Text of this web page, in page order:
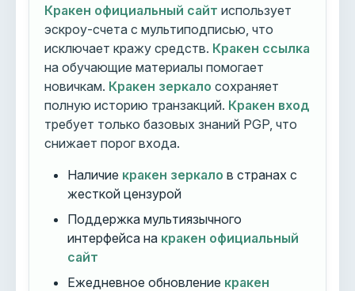
Кракен официальный сайт использует
эскроу-счета с мультиподписью, что
исключает кражу средств. Кракен ссылка
на обучающие материалы помогает
новичкам. Кракен зеркало сохраняет
полную историю транзакций. Кракен вход
требует только базовых знаний PGP, что
снижает порог входа.
Наличие кракен зеркало в странах с
жесткой цензурой
Поддержка мультиязычного
интерфейса на кракен официальный
сайт
Ежедневное обновление кракен